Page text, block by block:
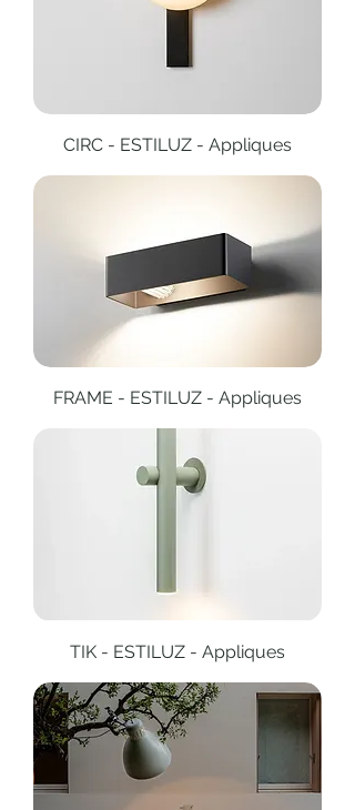
CIRC - ESTILUZ - Appliques
FRAME - ESTILUZ - Appliques
TIK - ESTILUZ - Appliques